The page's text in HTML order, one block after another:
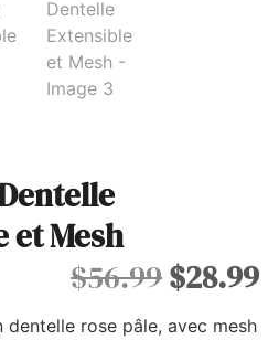
et Mesh
$56.99$28.99
dentelle rose pâle, avec mesh